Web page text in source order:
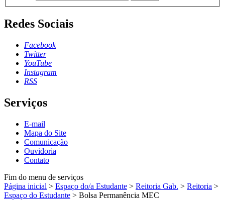
Redes Sociais
Facebook
Twitter
YouTube
Instagram
RSS
Serviços
E-mail
Mapa do Site
Comunicação
Ouvidoria
Contato
Fim do menu de serviços
Página inicial > Espaço do/a Estudante > Reitoria Gab. > Reitoria >
Espaço do Estudante > Bolsa Permanência MEC